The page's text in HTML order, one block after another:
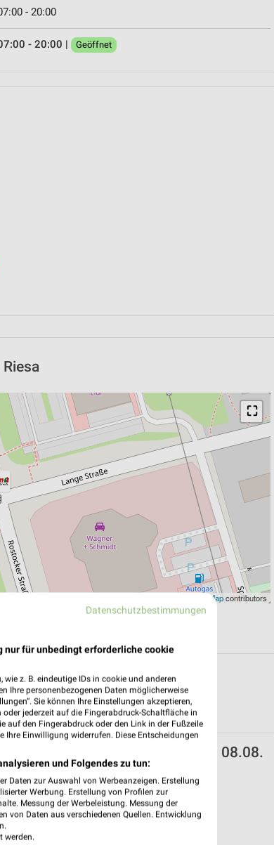
- 20:00
- 20:00 | Geöffnet
⛶
OpenStreetMapcontributors
Prospekt für Riesa ab Sa. den 08.08.
bis 14. Aug.
erstellen
Datenschutzbestimmungen
nur für unbedingt erforderliche cookie
z. B. eindeutige IDs in cookie und anderen
Ihre personenbezogenen Daten möglicherweise
Sie können Ihre Einstellungen akzeptieren,
jederzeit auf die Fingerabdruck-Schaltfläche in
auf den Fingerabdruck oder den Link in der Fußzeile
Ihre Einwilligung widerrufen. Diese Entscheidungen
und Folgendes zu tun:
Daten zur Auswahl von Werbeanzeigen. Erstellung
Werbung. Erstellung von Profilen zur
Messung der Werbeleistung. Messung der
von Daten aus verschiedenen Quellen. Entwicklung
werden.